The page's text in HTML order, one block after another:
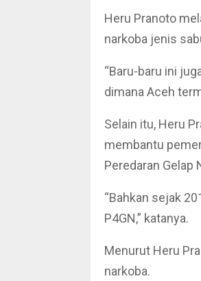
Heru Pranoto
narkoba jenis
“Baru-baru ini
dimana Aceh
Selain itu, Heru
membantu
Peredaran Gelap
“Bahkan sejak
P4GN,” katanya.
Menurut Heru
narkoba.